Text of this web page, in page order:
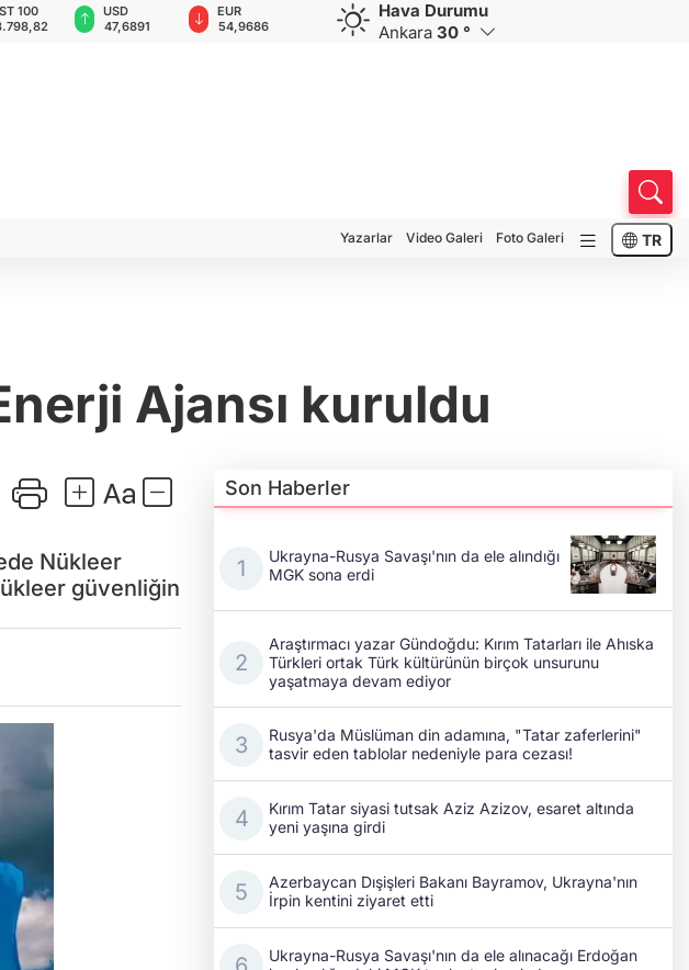
EUR
54,9686
GBP
64,1895
CHF
58,6654
CAD
34,0126
Hava Durumu
Ankara 30 °
Yazarlar Video Galeri Foto Galeri TR
Ajansı kuruldu
Nükleer
güvenliğin
Son Haberler
Ukrayna-Rusya Savaşı'nın da ele alındığı
MGK sona erdi
Araştırmacı yazar Gündoğdu: Kırım Tatarları ile Ahıska
Türkleri ortak Türk kültürünün birçok unsurunu
yaşatmaya devam ediyor
Rusya'da Müslüman din adamına, "Tatar zaferlerini"
tasvir eden tablolar nedeniyle para cezası!
Kırım Tatar siyasi tutsak Aziz Azizov, esaret altında
yeni yaşına girdi
Azerbaycan Dışişleri Bakanı Bayramov, Ukrayna'nın
İrpin kentini ziyaret etti
Ukrayna-Rusya Savaşı'nın da ele alınacağı Erdoğan